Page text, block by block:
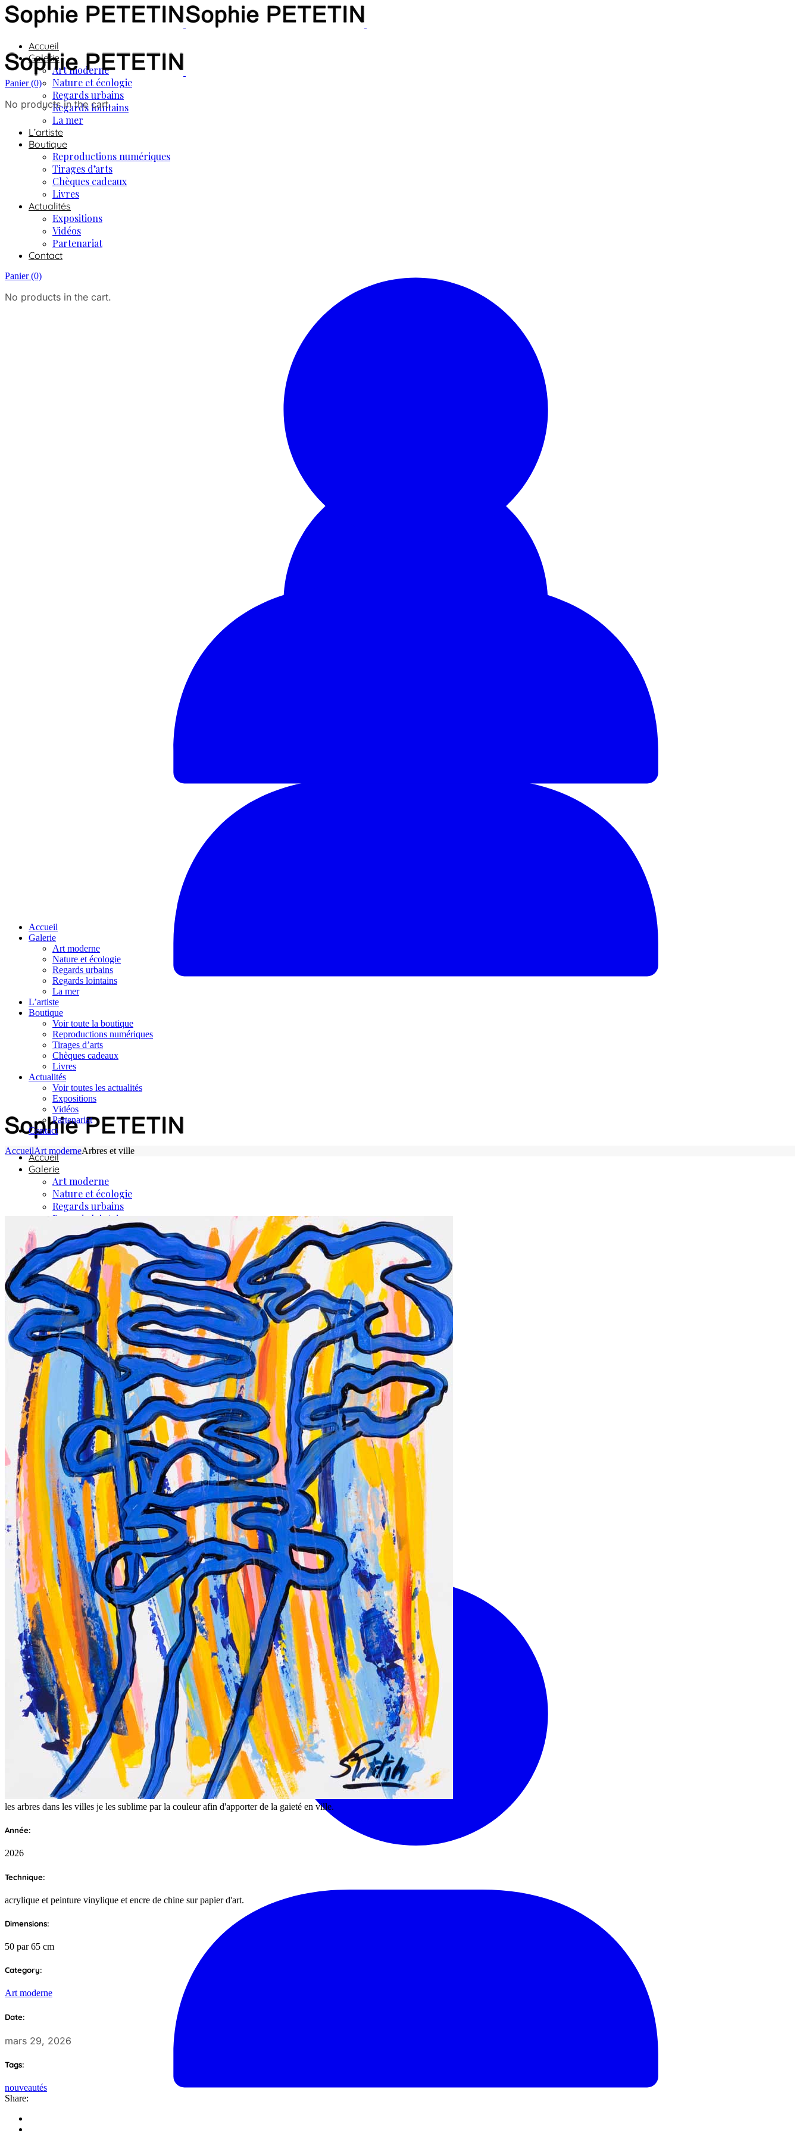
Accueil
Galerie
Art moderne
Nature et écologie
Regards urbains
Regards lointains
La mer
L’artiste
Boutique
Reproductions numériques
Tirages d’arts
Chèques cadeaux
Livres
Actualités
Expositions
Vidéos
Partenariat
Contact
Panier (0)
No products in the cart.
Accueil
Galerie
Art moderne
Nature et écologie
Regards urbains
Regards lointains
La mer
L’artiste
Boutique
Reproductions numériques
Tirages d’arts
Chèques cadeaux
Livres
Actualités
Expositions
Vidéos
Partenariat
Contact
Panier (0)
No products in the cart.
Panier (0)
No products in the cart.
Accueil
Galerie
Art moderne
Nature et écologie
Regards urbains
Regards lointains
La mer
L’artiste
Boutique
Voir toute la boutique
Reproductions numériques
Tirages d’arts
Chèques cadeaux
Livres
Actualités
Voir toutes les actualités
Expositions
Vidéos
Partenariat
Contact
AccueilArt moderneArbres et ville
les arbres dans les villes je les sublime par la couleur afin d'apporter de la gaieté en ville.
Année:
2026
Technique:
acrylique et peinture vinylique et encre de chine sur papier d'art.
Dimensions:
50 par 65 cm
Category:
Art moderne
Date:
mars 29, 2026
Tags:
nouveautés
Share: